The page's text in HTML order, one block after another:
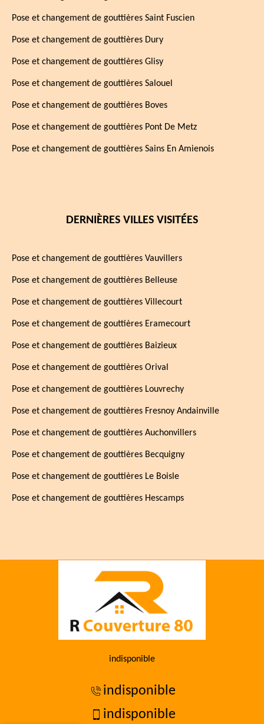
Pose et changement de gouttières Saint Fuscien
Pose et changement de gouttières Dury
Pose et changement de gouttières Glisy
Pose et changement de gouttières Salouel
Pose et changement de gouttières Boves
Pose et changement de gouttières Pont De Metz
Pose et changement de gouttières Sains En Amienois
DERNIÈRES VILLES VISITÉES
Pose et changement de gouttières Vauvillers
Pose et changement de gouttières Belleuse
Pose et changement de gouttières Villecourt
Pose et changement de gouttières Eramecourt
Pose et changement de gouttières Baizieux
Pose et changement de gouttières Orival
Pose et changement de gouttières Louvrechy
Pose et changement de gouttières Fresnoy Andainville
Pose et changement de gouttières Auchonvillers
Pose et changement de gouttières Becquigny
Pose et changement de gouttières Le Boisle
Pose et changement de gouttières Hescamps
indisponible
indisponible
indisponible